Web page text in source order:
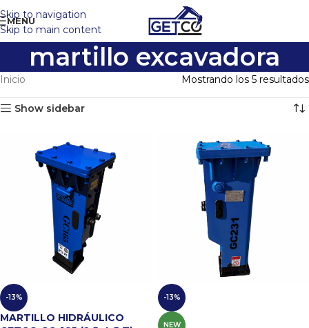
Skip to navigation
Skip to main content
MENU
martillo excavadora
Inicio Mostrando los 5 resultados
Show sidebar
-13%
MARTILLO HIDRÁULICO
-13%
NEW